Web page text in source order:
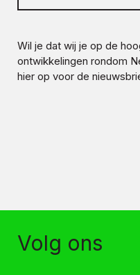
Wil je dat wij je op de
ontwikkelingen rondom
hier op voor de
Volg ons